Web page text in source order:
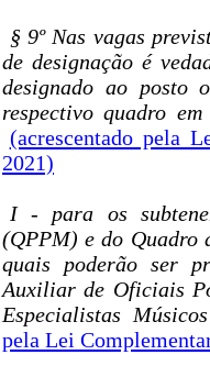
§ 9º Nas vagas
de designação é
designado ao posto
respectivo quadro
(acrescentado pela
2021)
I - para os
(QPPM) e do Quadro
quais poderão ser
Auxiliar de Oficiais
Especialistas
pela Lei